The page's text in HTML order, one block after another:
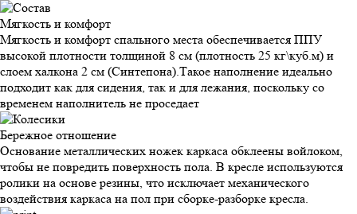
Мягкость и комфорт
Мягкость и комфорт спального места обеспечивается ППУ
высокой плотности толщиной 8 см (плотность 25 кг\куб.м) и
слоем халкона 2 см (Синтепона).Такое наполнение идеально
подходит как для сидения, так и для лежания, поскольку со
временем наполнитель не проседает
Бережное отношение
Основание металлических ножек каркаса обклеены войлоком,
чтобы не повредить поверхность пола. В кресле используются
ролики на основе резины, что исключает механического
воздействия каркаса на пол при сборке-разборке кресла.